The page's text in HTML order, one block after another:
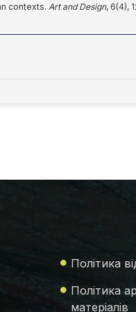
contexts. Art and Design, 6(4),
Політика
Політика
матеріалів